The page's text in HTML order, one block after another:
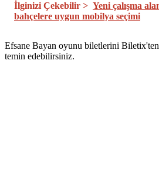
İlginizi Çekebilir > Yeni çalışma
bahçelere uygun mobilya seçimi
Efsane Bayan oyunu biletlerini
temin edebilirsiniz.